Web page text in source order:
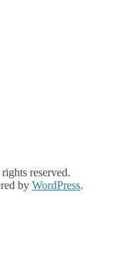
reserved.
by WordPress.